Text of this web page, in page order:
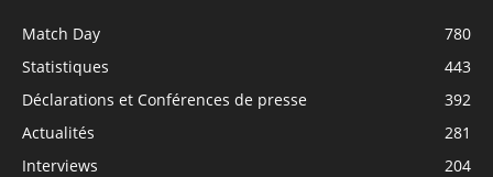
Match Day
780
Statistiques
443
Déclarations et Conférences de presse
392
Actualités
281
Interviews
204